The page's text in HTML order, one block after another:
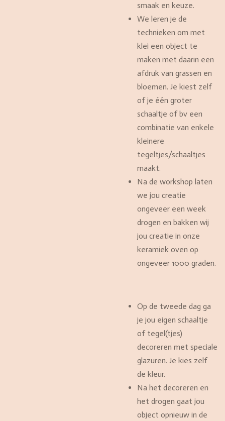
smaak en keuze.
We leren je de
technieken om met
klei een object te
maken met daarin een
afdruk van grassen en
bloemen. Je kiest zelf
of je één groter
schaaltje of bv een
combinatie van enkele
kleinere
tegeltjes/schaaltjes
maakt.
Na de workshop laten
we jou creatie
ongeveer een week
drogen en bakken wij
jou creatie in onze
keramiek oven op
ongeveer 1000 graden.
Op de tweede dag ga
je jou eigen schaaltje
of tegel(tjes)
decoreren met speciale
glazuren. Je kies zelf
de kleur.
Na het decoreren en
het drogen gaat jou
object opnieuw in de